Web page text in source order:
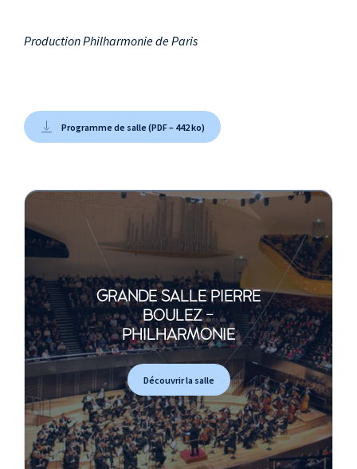
Production Philharmonie de Paris
Programme de salle (PDF – 442 ko)
GRANDE SALLE PIERRE
BOULEZ -
PHILHARMONIE
Découvrir la salle